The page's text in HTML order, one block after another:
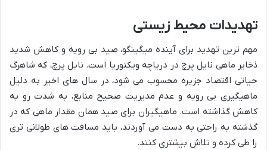
تهدیدات محیط زیستی
مهم ترین تهدید برای آینده میگینگو، صید بی رویه و کاهش شدید
ذخایر ماهی نایل پرچ در دریاچه ویکتوریا است. نایل پرچ، که شاهرگ
حیاتی اقتصاد جزیره محسوب می شود، در سال های اخیر به دلیل
ماهیگیری بی رویه و عدم مدیریت صحیح منابع، به شدت رو به
کاهش گذاشته است. ماهیگیران برای صید همان مقدار ماهی که در
گذشته به راحتی به دست می آوردند، باید مسافت های طولانی تری
را طی کرده و تلاش بیشتری کنند.